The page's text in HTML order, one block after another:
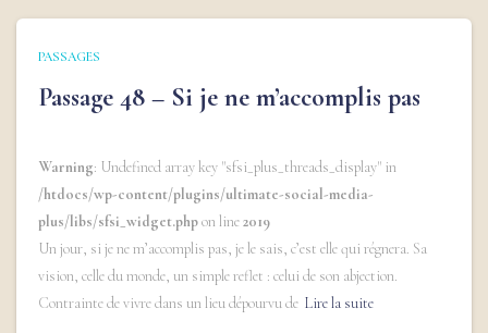
PASSAGES
Passage 48 – Si je ne m’accomplis pas
Warning: Undefined array key "sfsi_plus_threads_display" in
/htdocs/wp-content/plugins/ultimate-social-media-
plus/libs/sfsi_widget.phpon line2019
Un jour, si je ne m’accomplis pas, je le sais, c’est elle qui régnera. Sa
vision, celle du monde, un simple reflet : celui de son abjection.
Contrainte de vivre dans un lieu dépourvu de Lire la suite